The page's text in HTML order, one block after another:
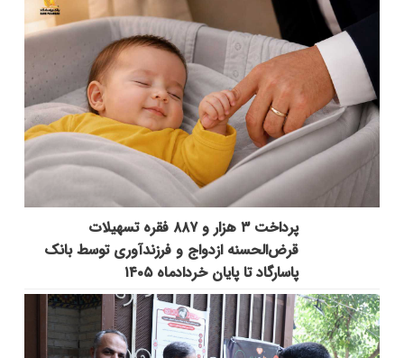
پرداخت ۳ هزار و ۸۸۷ فقره تسهیلات
قرض‌الحسنه ازدواج و فرزندآوری توسط بانک
پاسارگاد تا پایان خردادماه ۱۴۰۵